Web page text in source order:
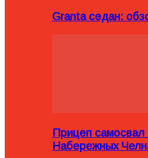
Granta седан:
Прицеп
Набережных